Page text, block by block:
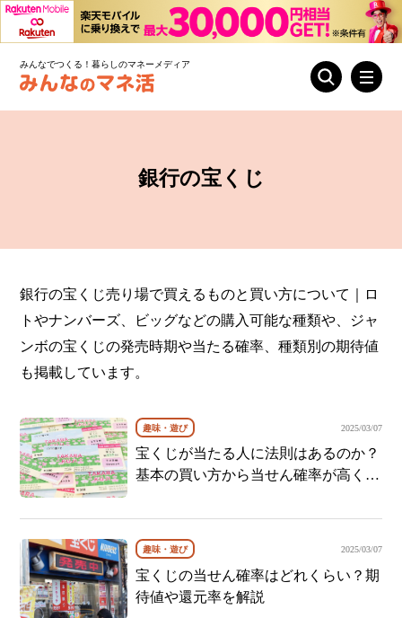
みんなでつくる！暮らしのマネーメディア
銀行の宝くじ
銀行の宝くじ売り場で買えるものと買い方について｜ロ
トやナンバーズ、ビッグなどの購入可能な種類や、ジャ
ンボの宝くじの発売時期や当たる確率、種類別の期待値
も掲載しています。
趣味・遊び 2025/03/07
宝くじが当たる人に法則はあるのか？
基本の買い方から当せん確率が高くな
趣味・遊び 2025/03/07
宝くじの当せん確率はどれくらい？期
待値や還元率を解説